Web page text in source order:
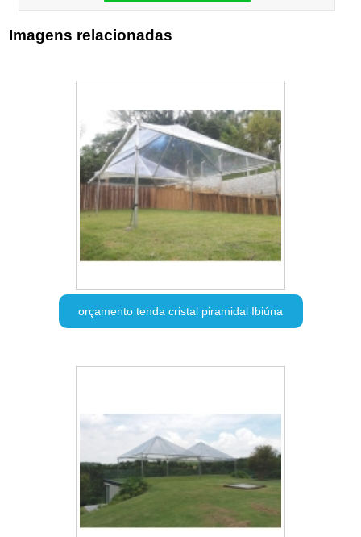
Imagens relacionadas
orçamento tenda cristal piramidal Ibiúna